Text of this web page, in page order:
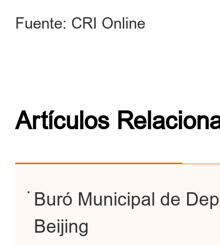
Fuente: CRI Online
Artículos
Buró Municipal de
Beijing